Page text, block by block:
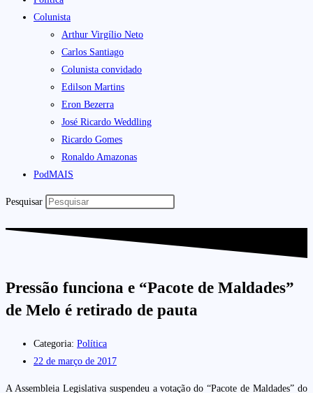
Colunista
Arthur Virgílio Neto
Carlos Santiago
Colunista convidado
Edilson Martins
Eron Bezerra
José Ricardo Weddling
Ricardo Gomes
Ronaldo Amazonas
PodMAIS
Pesquisar
Pressão funciona e “Pacote de Maldades”
de Melo é retirado de pauta
Categoria: Política
22 de março de 2017
A Assembleia Legislativa suspendeu a votação do “Pacote de Maldades” do